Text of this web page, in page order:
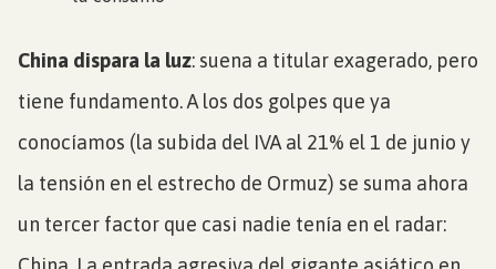
China dispara la luz: suena a titular exagerado, pero
tiene fundamento. A los dos golpes que ya
conocíamos (la subida del IVA al 21% el 1 de junio y
la tensión en el estrecho de Ormuz) se suma ahora
un tercer factor que casi nadie tenía en el radar: